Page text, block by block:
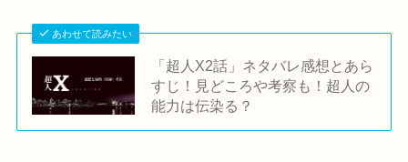
あわせて読みたい
「超人X2話」ネタバレ感想とあら
すじ！見どころや考察も！超人の
能力は伝染る？